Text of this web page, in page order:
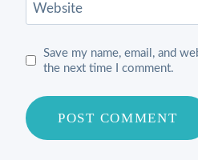
Website
Save my name, email, and
the next time I comment.